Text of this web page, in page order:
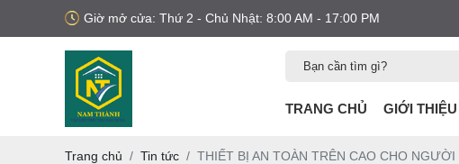
Giờ mở cửa: Thứ 2 - Chủ Nhật: 8:00 AM - 17:00 PM
TRANG CHỦ GIỚI THIỆU
Trang chủ Tin tức THIẾT BỊ AN TOÀN TRÊN CAO CHO NGƯỜI